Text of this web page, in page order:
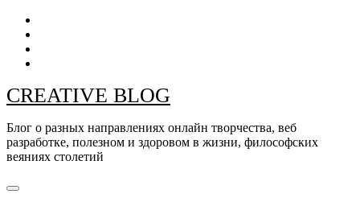
Перейти
содержанию
CREATIVE BLOG
Блог о разных направлениях онлайн творчества, веб
разработке, полезном и здоровом в жизни, философских
веяниях столетий